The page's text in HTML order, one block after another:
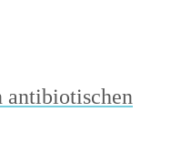
antibiotischen